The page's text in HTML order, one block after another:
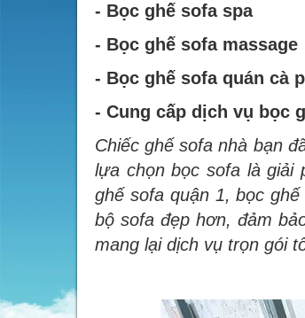
- Bọc ghế sofa spa
- Bọc ghế sofa massage
- Bọc ghế sofa quán cà
- Cung cấp dịch vụ bọc
Chiếc ghế sofa nhà bạn
lựa chọn bọc sofa là giải
ghế sofa quận 1, bọc
bộ sofa đẹp hơn, đảm
mang lại dịch vụ trọn gói